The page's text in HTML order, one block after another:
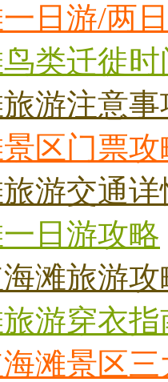
日游/两
类迁徙
游注意事
区门票攻
游交通详
日游攻略
滩旅游攻
游穿衣指
滩景区